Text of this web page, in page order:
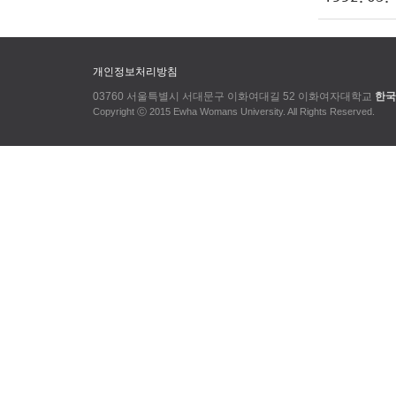
개인정보처리방침
03760 서울특별시 서대문구 이화여대길 52 이화여자대학교 한
Copyright ⓒ 2015 Ewha Womans University. All Rights Reserved.